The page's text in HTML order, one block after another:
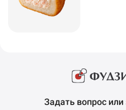
Задать вопрос или